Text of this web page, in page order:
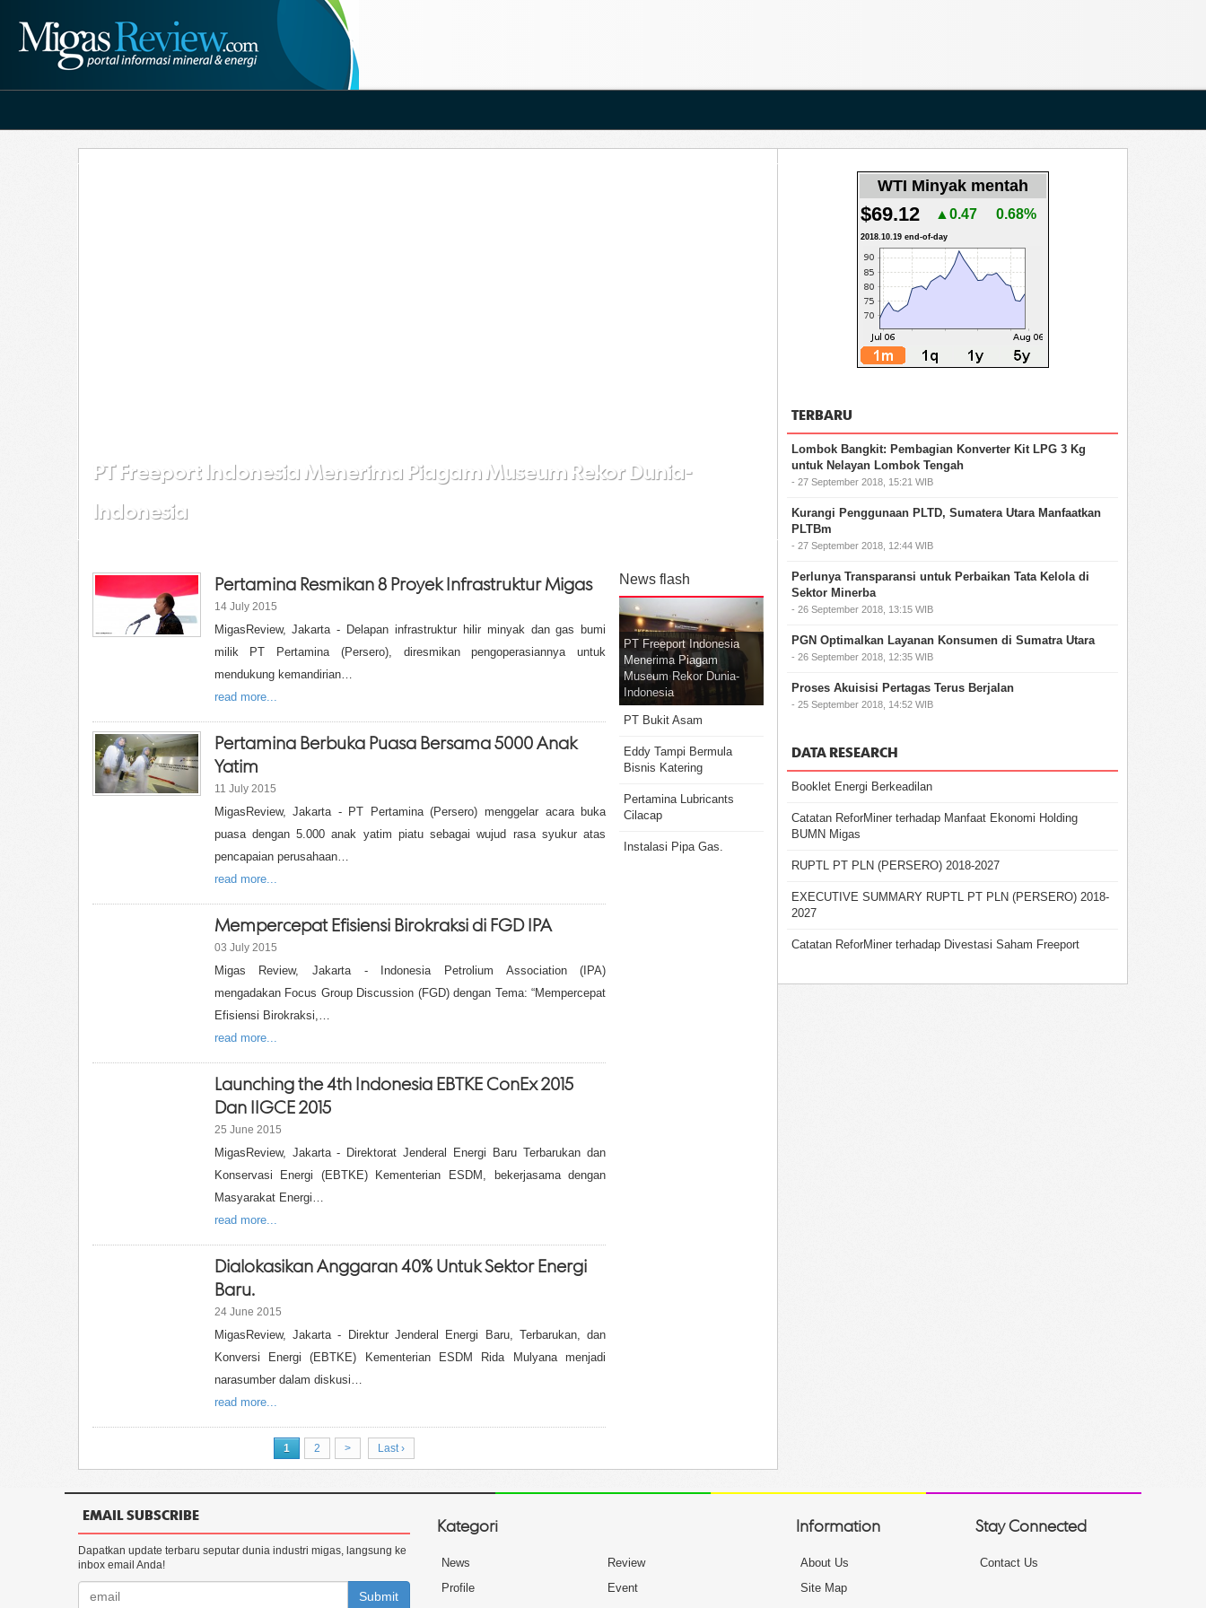
PT Freeport Indonesia Menerima Piagam Museum Rekor Dunia-
Indonesia
Pertamina Resmikan 8 Proyek Infrastruktur Migas
14 July 2015
MigasReview, Jakarta - Delapan infrastruktur hilir minyak dan gas bumi
milik PT Pertamina (Persero), diresmikan pengoperasiannya untuk
mendukung kemandirian…
read more...
Pertamina Berbuka Puasa Bersama 5000 Anak
Yatim
11 July 2015
MigasReview, Jakarta - PT Pertamina (Persero) menggelar acara buka
puasa dengan 5.000 anak yatim piatu sebagai wujud rasa syukur atas
pencapaian perusahaan…
read more...
Mempercepat Efisiensi Birokraksi di FGD IPA
03 July 2015
Migas Review, Jakarta - Indonesia Petrolium Association (IPA)
mengadakan Focus Group Discussion (FGD) dengan Tema: “Mempercepat
Efisiensi Birokraksi,…
read more...
Launching the 4th Indonesia EBTKE ConEx 2015
Dan IIGCE 2015
25 June 2015
MigasReview, Jakarta - Direktorat Jenderal Energi Baru Terbarukan dan
Konservasi Energi (EBTKE) Kementerian ESDM, bekerjasama dengan
Masyarakat Energi…
read more...
Dialokasikan Anggaran 40% Untuk Sektor Energi
Baru.
24 June 2015
MigasReview, Jakarta - Direktur Jenderal Energi Baru, Terbarukan, dan
Konversi Energi (EBTKE) Kementerian ESDM Rida Mulyana menjadi
narasumber dalam diskusi…
read more...
1 2 > Last ›
News flash
PT Freeport Indonesia
Menerima Piagam
Museum Rekor Dunia-
Indonesia
PT Bukit Asam
Eddy Tampi Bermula
Bisnis Katering
Pertamina Lubricants
Cilacap
Instalasi Pipa Gas.
WTI Minyak mentah
$69.12 ▲0.47 0.68%
2018.10.19 end-of-day
TERBARU
Lombok Bangkit: Pembagian Konverter Kit LPG 3 Kg
untuk Nelayan Lombok Tengah
- 27 September 2018, 15:21 WIB
Kurangi Penggunaan PLTD, Sumatera Utara Manfaatkan
PLTBm
- 27 September 2018, 12:44 WIB
Perlunya Transparansi untuk Perbaikan Tata Kelola di
Sektor Minerba
- 26 September 2018, 13:15 WIB
PGN Optimalkan Layanan Konsumen di Sumatra Utara
- 26 September 2018, 12:35 WIB
Proses Akuisisi Pertagas Terus Berjalan
- 25 September 2018, 14:52 WIB
DATA RESEARCH
Booklet Energi Berkeadilan
Catatan ReforMiner terhadap Manfaat Ekonomi Holding
BUMN Migas
RUPTL PT PLN (PERSERO) 2018-2027
EXECUTIVE SUMMARY RUPTL PT PLN (PERSERO) 2018-
2027
Catatan ReforMiner terhadap Divestasi Saham Freeport
EMAIL SUBSCRIBE
Dapatkan update terbaru seputar dunia industri migas, langsung ke
inbox email Anda!
Submit
Kategori
News
Review
Profile
Event
Information
About Us
Site Map
Stay Connected
Contact Us